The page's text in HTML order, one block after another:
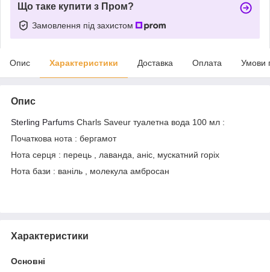
Що таке купити з Пром?
Замовлення під захистом
Опис Характеристики Доставка Оплата Умови
Опис
Sterling Parfums Charls Saveur туалетна вода 100 мл :
Початкова нота : бергамот
Нота серця : перець , лаванда, аніс, мускатний горіх
Нота бази : ваніль , молекула амбросан
Характеристики
Основні